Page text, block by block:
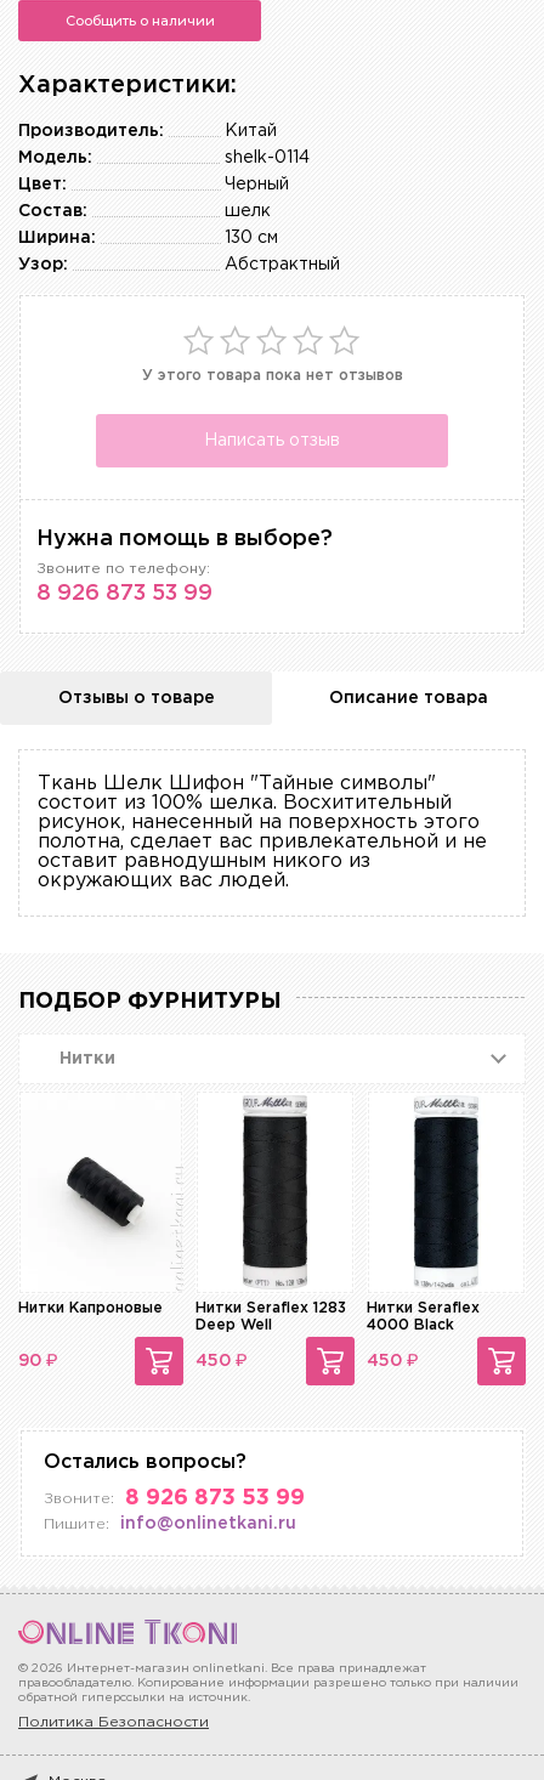
Сообщить о наличии
Характеристики:
Китай
Производитель:
shelk-0114
Модель:
Черный
Цвет:
шелк
Состав:
130 см
Ширина:
Абстрактный
Узор:
У этого товара пока нет отзывов
Написать отзыв
Нужна помощь в выборе?
Звоните по телефону:
8 926 873 53 99
Отзывы о товаре Описание товара
Ткань Шелк Шифон "Тайные символы"
состоит из 100% шелка. Восхитительный
рисунок, нанесенный на поверхность этого
полотна, сделает вас привлекательной и не
оставит равнодушным никого из
окружающих вас людей.
ПОДБОР ФУРНИТУРЫ
Нитки
Нитки Капроновые
90 ₽
Нитки Seraflex 1283
Deep Well
450 ₽
Нитки Seraflex
4000 Black
450 ₽
Остались вопросы?
Звоните: 8 926 873 53 99
Пишите: info@onlinetkani.ru
© 2026 Интернет-магазин onlinetkani. Все права принадлежат
правообладателю. Копирование информации разрешено только при наличии
обратной гиперссылки на источник.
Политика Безопасности